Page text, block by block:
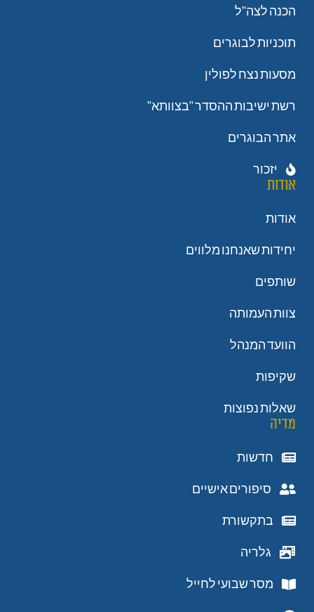
הכנה לצה"ל
תוכניות לבוגרים
מסעות נצח לפולין
רשת ישיבות ההסדר "בצוותא"
אתר הבוגרים
יזכור
אודות
אודות
יחידות שאנחנו מלווים
שותפים
צוות העמותה
הוועד המנהל
שקיפות
שאלות נפוצות
מדיה
חדשות
סיפורים אישיים
בתקשורת
גלריה
מסר שבועי לחייל